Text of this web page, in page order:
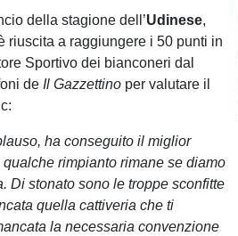
della stagione dell’Udinese,
riuscita a raggiungere i 50 punti in
Sportivo dei bianconeri dal
de Il Gazzettino per valutare il
ha conseguito il miglior
rimpianto rimane se diamo
Di stonato sono le troppe sconfitte
quella cattiveria che ti
la necessaria convenzione